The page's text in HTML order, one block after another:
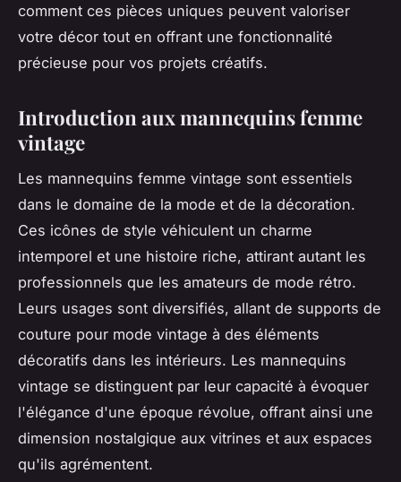
comment ces pièces uniques peuvent valoriser
votre décor tout en offrant une fonctionnalité
précieuse pour vos projets créatifs.
Introduction aux mannequins femme
vintage
Les mannequins femme vintage sont essentiels
dans le domaine de la mode et de la décoration.
Ces icônes de style véhiculent un charme
intemporel et une histoire riche, attirant autant les
professionnels que les amateurs de mode rétro.
Leurs usages sont diversifiés, allant de supports de
couture pour mode vintage à des éléments
décoratifs dans les intérieurs. Les mannequins
vintage se distinguent par leur capacité à évoquer
l'élégance d'une époque révolue, offrant ainsi une
dimension nostalgique aux vitrines et aux espaces
qu'ils agrémentent.